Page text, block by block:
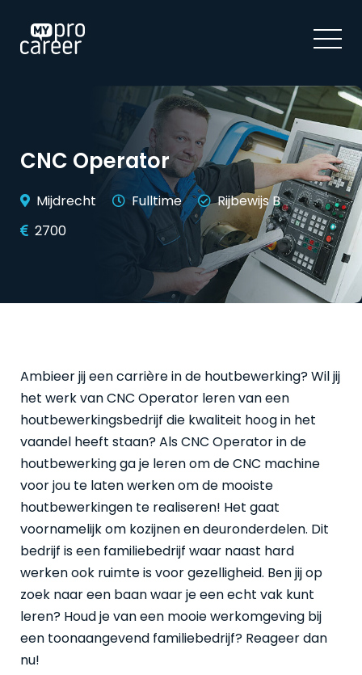
CNC Operator
Mijdrecht Fulltime
Rijbewijs B
2700
Ambieer jij een carrière in de houtbewerking? Wil jij
het werk van CNC Operator leren van een
houtbewerkingsbedrijf die kwaliteit hoog in het
vaandel heeft staan? Als CNC Operator in de
houtbewerking ga je leren om de CNC machine
voor jou te laten werken om de mooiste
houtbewerkingen te realiseren! Het gaat
voornamelijk om kozijnen en deuronderdelen. Dit
bedrijf is een familiebedrijf waar naast hard
werken ook ruimte is voor gezelligheid. Ben jij op
zoek naar een baan waar je een echt vak kunt
leren? Houd je van een mooie werkomgeving bij
een toonaangevend familiebedrijf? Reageer dan
nu!